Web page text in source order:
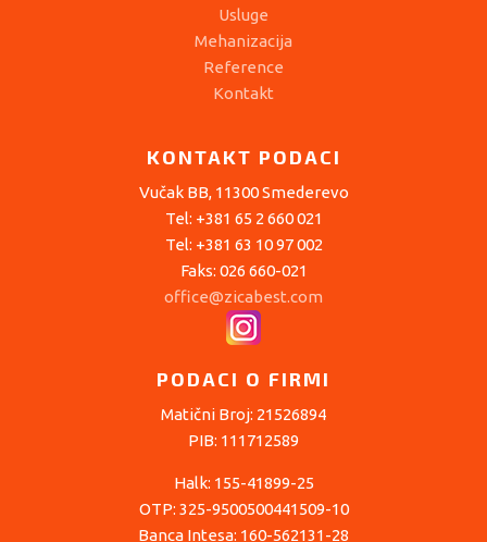
Usluge
Mehanizacija
Reference
Kontakt
KONTAKT PODACI
Vučak BB, 11300 Smederevo
Tel: +381 65 2 660 021
Tel: +381 63 10 97 002
Faks: 026 660-021
office@zicabest.com
PODACI O FIRMI
Matični Broj: 21526894
PIB: 111712589
Halk: 155-41899-25
OTP: 325-9500500441509-10
Banca Intesa: 160-562131-28